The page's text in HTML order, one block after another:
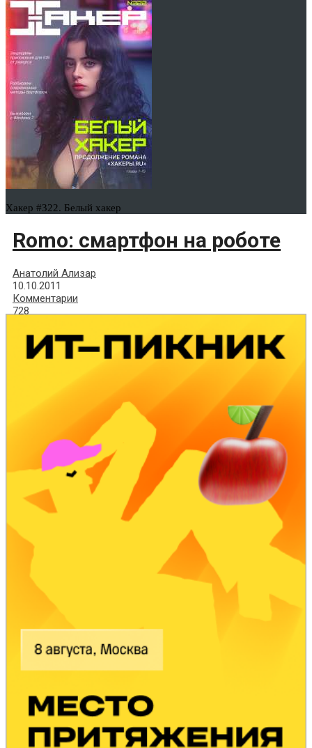
Хакер #322. Белый хакер
Romo: смартфон на роботе
Анатолий Ализар
10.10.2011
Комментарии
728